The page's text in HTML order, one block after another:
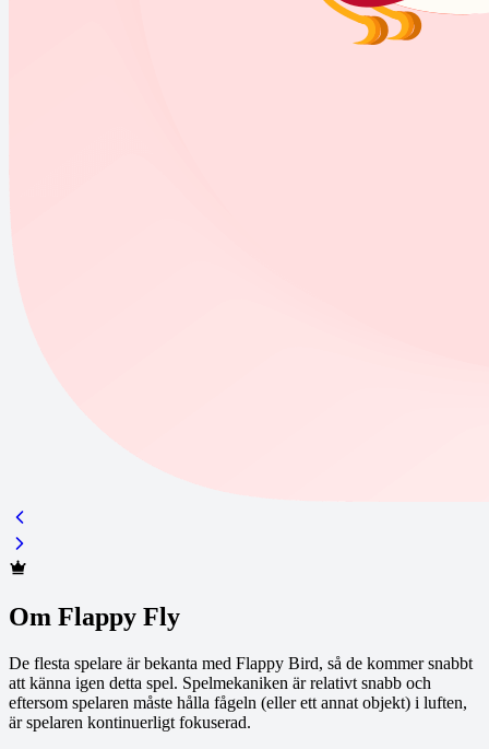
Om Flappy Fly
De flesta spelare är bekanta med Flappy Bird, så de kommer snabbt
att känna igen detta spel. Spelmekaniken är relativt snabb och
eftersom spelaren måste hålla fågeln (eller ett annat objekt) i luften,
är spelaren kontinuerligt fokuserad.